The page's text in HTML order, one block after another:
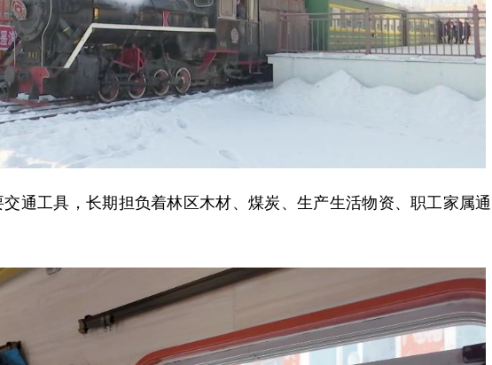
工具，长期担负着林区木材、煤炭、生产生活物资、职工家属